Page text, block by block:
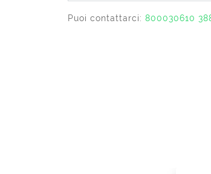
Puoi contattarci: 800030610